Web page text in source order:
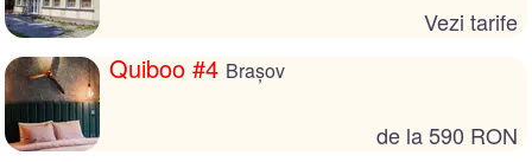
Vezi tarife
Quiboo #4 Brașov
de la 590 RON